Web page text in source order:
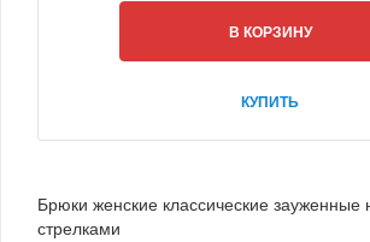
В КОРЗИНУ
КУПИТЬ
Брюки женские классические зауженные
стрелками